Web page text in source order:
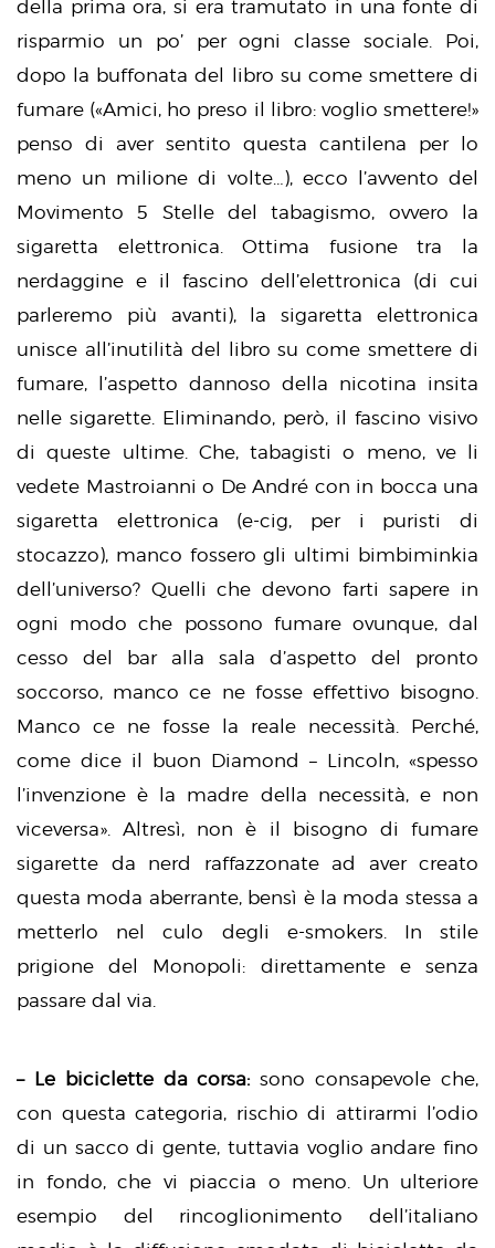
della prima ora, si era tramutato in una fonte di
risparmio un po’ per ogni classe sociale. Poi,
dopo la buffonata del libro su come smettere di
fumare («Amici, ho preso il libro: voglio smettere!»
penso di aver sentito questa cantilena per lo
meno un milione di volte…), ecco l’avvento del
Movimento 5 Stelle del tabagismo, ovvero la
sigaretta elettronica. Ottima fusione tra la
nerdaggine e il fascino dell’elettronica (di cui
parleremo più avanti), la sigaretta elettronica
unisce all’inutilità del libro su come smettere di
fumare, l’aspetto dannoso della nicotina insita
nelle sigarette. Eliminando, però, il fascino visivo
di queste ultime. Che, tabagisti o meno, ve li
vedete Mastroianni o De André con in bocca una
sigaretta elettronica (e-cig, per i puristi di
stocazzo), manco fossero gli ultimi bimbiminkia
dell’universo? Quelli che devono farti sapere in
ogni modo che possono fumare ovunque, dal
cesso del bar alla sala d’aspetto del pronto
soccorso, manco ce ne fosse effettivo bisogno.
Manco ce ne fosse la reale necessità. Perché,
come dice il buon Diamond – Lincoln, «spesso
l’invenzione è la madre della necessità, e non
viceversa». Altresì, non è il bisogno di fumare
sigarette da nerd raffazzonate ad aver creato
questa moda aberrante, bensì è la moda stessa a
metterlo nel culo degli e-smokers. In stile
prigione del Monopoli: direttamente e senza
passare dal via.
– Le biciclette da corsa: sono consapevole che,
con questa categoria, rischio di attirarmi l’odio
di un sacco di gente, tuttavia voglio andare fino
in fondo, che vi piaccia o meno. Un ulteriore
esempio del rincoglionimento dell’italiano